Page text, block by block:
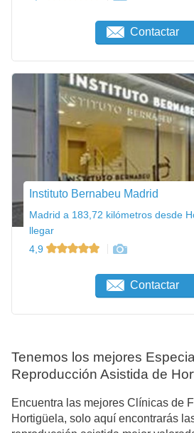
Contactar
Instituto Bernabeu Madrid
Madrid a 183,72 kilómetros desde
llegar
4,9
Contactar
Tenemos los mejores
Reproducción Asistida de
Encuentra las mejores Clínicas de
Hortigüela, solo aquí encontrarás